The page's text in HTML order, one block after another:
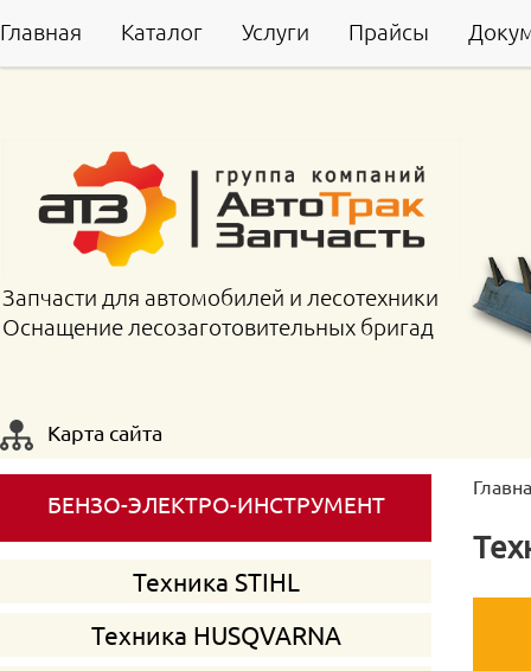
Главная Каталог Услуги Прайсы
Запчасти для автомобилей и лесотехники
Оснащение лесозаготовительных бригад
Карта сайта
БЕНЗО-ЭЛЕКТРО-ИНСТРУМЕНТ
Техника STIHL
Техника HUSQVARNA